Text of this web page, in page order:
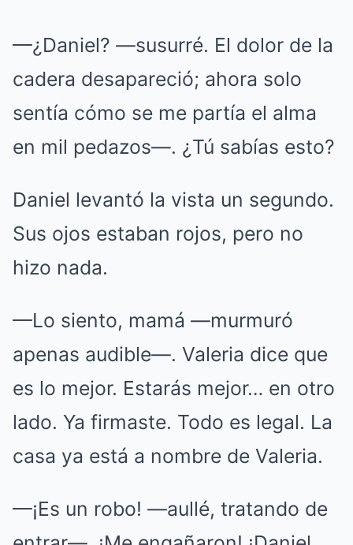
—¿Daniel? —susurré. El dolor de la
cadera desapareció; ahora solo
sentía cómo se me partía el alma
en mil pedazos—. ¿Tú sabías esto?
Daniel levantó la vista un segundo.
Sus ojos estaban rojos, pero no
hizo nada.
—Lo siento, mamá —murmuró
apenas audible—. Valeria dice que
es lo mejor. Estarás mejor… en otro
lado. Ya firmaste. Todo es legal. La
casa ya está a nombre de Valeria.
—¡Es un robo! —aullé, tratando de